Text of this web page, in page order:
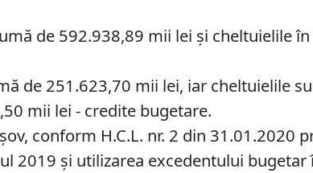
de 592.938,89 mii lei și cheltuielile
de 251.623,70 mii lei, iar cheltuielile
mii lei - credite bugetare.
conform H.C.L. nr. 2 din 31.01.2020
2019 și utilizarea excedentului bugetar